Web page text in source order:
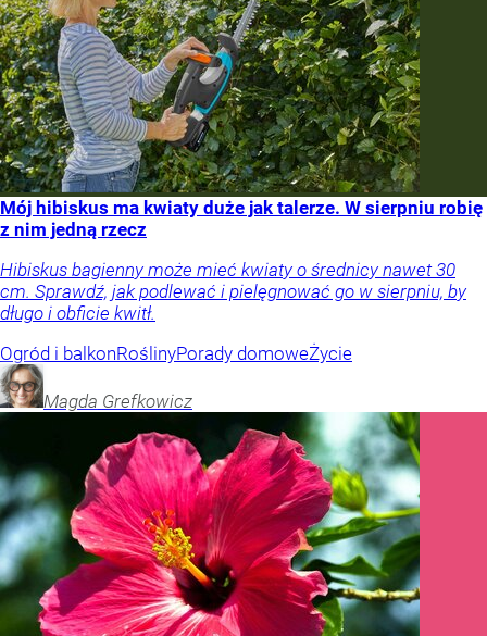
Mój hibiskus ma kwiaty duże jak talerze. W sierpniu robię
z nim jedną rzecz
Hibiskus bagienny może mieć kwiaty o średnicy nawet 30
cm. Sprawdź, jak podlewać i pielęgnować go w sierpniu, by
długo i obficie kwitł.
Ogród i balkonRoślinyPorady domoweŻycie
Magda Grefkowicz